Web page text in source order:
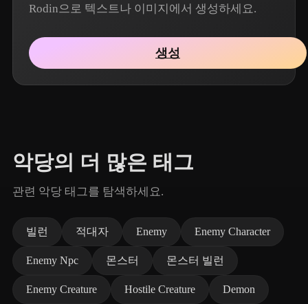
Rodin으로 텍스트나 이미지에서 생성하세요.
생성
악당의 더 많은 태그
관련 악당 태그를 탐색하세요.
빌런 적대자 Enemy Enemy Character
Enemy Npc 몬스터 몬스터 빌런
Enemy Creature Hostile Creature Demon